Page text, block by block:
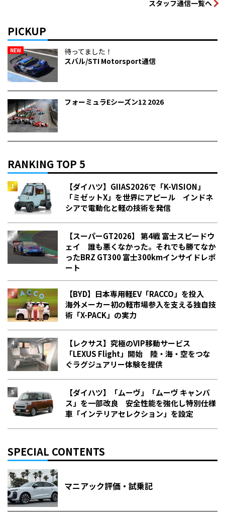
スタッフ通信一覧へ
PICKUP
NEW
待ってました！
スバル/STI Motorsport通信
フォーミュラEシーズン12 2026
RANKING TOP 5
【ダイハツ】GIIAS2026で「K-VISION」
「ミゼットX」を世界にアピール インドネ
シアで電動化と軽の技術を発信
【スーパーGT2026】 第4戦 富士スピードウ
ェイ 誰も悪くなかった。それでも勝てなか
った――BRZ GT300 富士300kmインサイドレポ
ート
【BYD】日本専用軽EV「RACCO」を投入
海外メーカー初の軽市場参入を支える独自技
術「X-PACK」の実力
【レクサス】究極のVIP移動サービス
「LEXUS Flight」開始 陸・海・空をつな
ぐラグジュアリー体験を提供
【ダイハツ】「ムーヴ」「ムーヴ キャンバ
ス」を一部改良 安全性能を強化し特別仕様
車「インテリアセレクション」を設定
SPECIAL CONTENTS
マニアック評価・試乗記